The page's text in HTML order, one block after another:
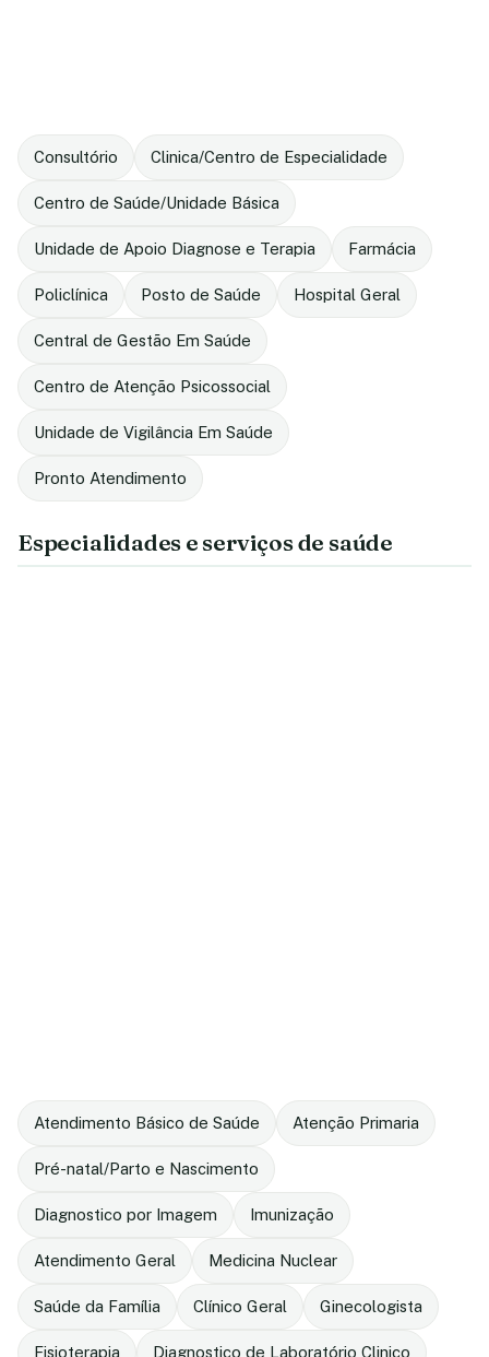
Consultório Clinica/Centro de Especialidade
Centro de Saúde/Unidade Básica
Unidade de Apoio Diagnose e Terapia Farmácia
Policlínica Posto de Saúde Hospital Geral
Central de Gestão Em Saúde
Centro de Atenção Psicossocial
Unidade de Vigilância Em Saúde
Pronto Atendimento
Especialidades e serviços de saúde
Atendimento Básico de Saúde Atenção Primaria
Pré-natal/Parto e Nascimento
Diagnostico por Imagem Imunização
Atendimento Geral Medicina Nuclear
Saúde da Família Clínico Geral Ginecologista
Fisioterapia Diagnostico de Laboratório Clinico